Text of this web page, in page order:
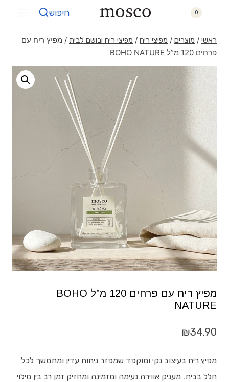
0 חיפוש
ראשי / מוצרים / מפיצי ריח / מפיצי ריח ובושם לבית / מפיץ ריח עם
פרחים 120 מ”ל BOHO NATURE
מפיץ ריח עם פרחים 120 מ”ל BOHO
NATURE
₪34.90
מפיץ ריח בעיצוב נקי ומוקפד שמפזר ניחוח עדין ומתמשך לכל
חלל בבית. מעניק אווירה נעימה ומזמינה ומחזיק זמן רב בין מילוי